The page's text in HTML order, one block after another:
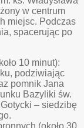
w centrum
miejsc. Podczas
spacerując po
10 minut):
podziwiając
pomnik Jana
Bazyliki św.
– siedzibę
(około 30